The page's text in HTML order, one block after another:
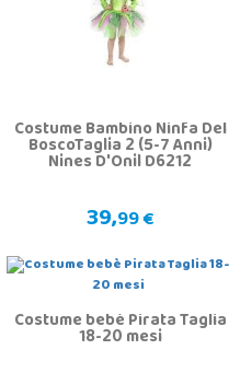
Costume Bambino Ninfa Del
BoscoTaglia 2 (5-7 Anni)
Nines D'Onil D6212
39,99 €
Costume bebè Pirata Taglia
18-20 mesi